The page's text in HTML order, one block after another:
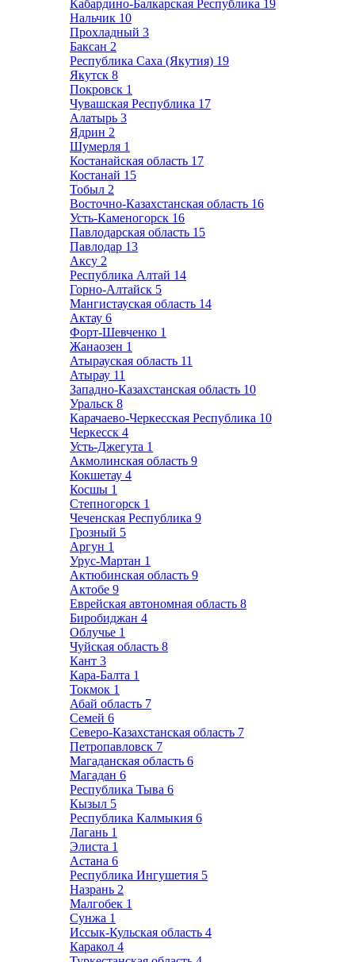
Кабардино-Балкарская Республика 19
Нальчик 10
Прохладный 3
Баксан 2
Республика Саха (Якутия) 19
Якутск 8
Покровск 1
Чувашская Республика 17
Алатырь 3
Ядрин 2
Шумерля 1
Костанайская область 17
Костанай 15
Тобыл 2
Восточно-Казахстанская область 16
Усть-Каменогорск 16
Павлодарская область 15
Павлодар 13
Аксу 2
Республика Алтай 14
Горно-Алтайск 5
Мангистауская область 14
Актау 6
Форт-Шевченко 1
Жанаозен 1
Атырауская область 11
Атырау 11
Западно-Казахстанская область 10
Уральск 8
Карачаево-Черкесская Республика 10
Черкесск 4
Усть-Джегута 1
Акмолинская область 9
Кокшетау 4
Косшы 1
Степногорск 1
Чеченская Республика 9
Грозный 5
Аргун 1
Урус-Мартан 1
Актюбинская область 9
Актобе 9
Еврейская автономная область 8
Биробиджан 4
Облучье 1
Чуйская область 8
Кант 3
Кара-Балта 1
Токмок 1
Абай область 7
Семей 6
Северо-Казахстанская область 7
Петропавловск 7
Магаданская область 6
Магадан 6
Республика Тыва 6
Кызыл 5
Республика Калмыкия 6
Лагань 1
Элиста 1
Астана 6
Республика Ингушетия 5
Назрань 2
Малгобек 1
Сунжа 1
Иссык-Кульская область 4
Каракол 4